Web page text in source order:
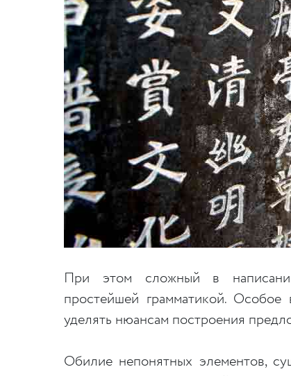
При этом сложный в
простейшей грамматикой. Особое
уделять нюансам построения
Обилие непонятных элементов,